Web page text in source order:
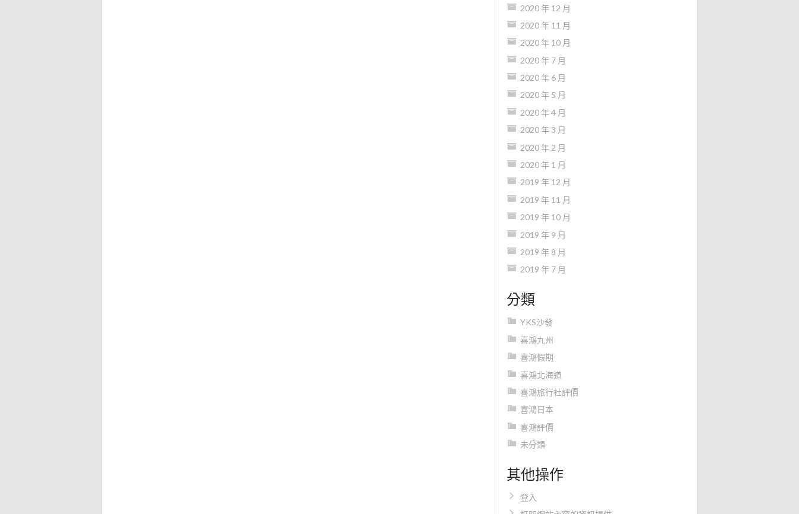
2020 年 12 月
2020 年 11 月
2020 年 10 月
2020 年 7 月
2020 年 6 月
2020 年 5 月
2020 年 4 月
2020 年 3 月
2020 年 2 月
2020 年 1 月
2019 年 12 月
2019 年 11 月
2019 年 10 月
2019 年 9 月
2019 年 8 月
2019 年 7 月
分類
YKS沙發
喜鴻九州
喜鴻假期
喜鴻北海道
喜鴻旅行社評價
喜鴻日本
喜鴻評價
未分類
其他操作
登入